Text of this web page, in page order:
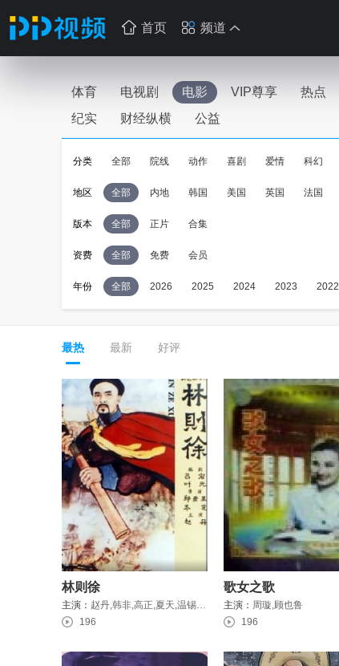
首页 频道
体育 电视剧 电影 VIP尊享 热点
纪实
财经纵横 公益
分类 全部 院线 动作 喜剧 爱情 科幻
地区 全部 内地 韩国 美国 英国 法国
版本 全部 正片 合集
资费 全部 免费 会员
年份 全部 2026 2025 2024 2023 2022
最热 最新 好评
林则徐
主演：
赵丹,韩非,高正,夏天,温锡莹,钱千里,秦怡,蓝谷
196
歌女之歌
主演： 周璇,顾也鲁
196